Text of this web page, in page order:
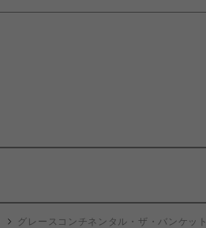
グレースコンチネンタル・ザ・バンケット